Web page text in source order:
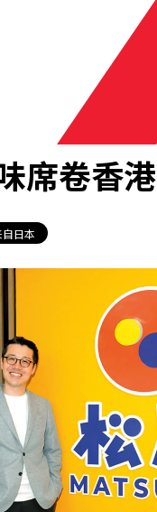
席卷香港
自日本